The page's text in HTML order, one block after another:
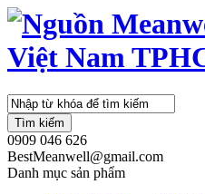
Tìm kiếm
0909 046 626
BestMeanwell@gmail.com
Danh mục sản phẩm